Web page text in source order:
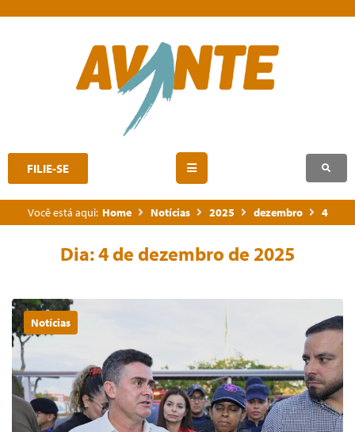
FILIE-SE
Você está aqui: Home Notícias 2025 dezembro 4
Dia:4 de dezembro de 2025
Notícias